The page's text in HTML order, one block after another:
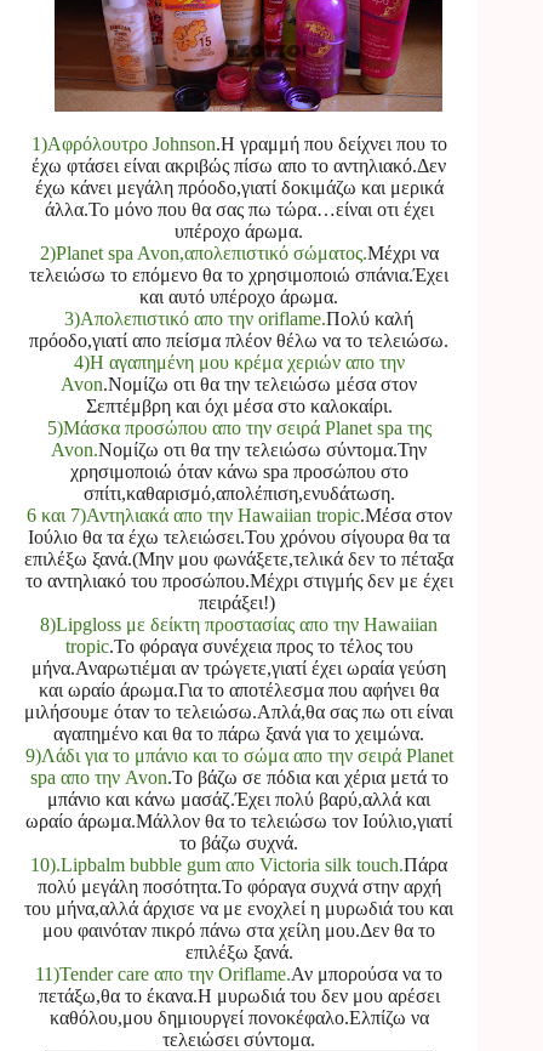
1)Αφρόλουτρο Johnson.Η γραμμή που δείχνει που το
έχω φτάσει είναι ακριβώς πίσω απο το αντηλιακό.Δεν
έχω κάνει μεγάλη πρόοδο,γιατί δοκιμάζω και μερικά
άλλα.Το μόνο που θα σας πω τώρα…είναι οτι έχει
υπέροχο άρωμα.
2)Planet spa Avon,απολεπιστικό σώματος.Μέχρι να
τελειώσω το επόμενο θα το χρησιμοποιώ σπάνια.Έχει
και αυτό υπέροχο άρωμα.
3)Απολεπιστικό απο την oriflame.Πολύ καλή
πρόοδο,γιατί απο πείσμα πλέον θέλω να το τελειώσω.
4)Η αγαπημένη μου κρέμα χεριών απο την
Avon.Νομίζω οτι θα την τελειώσω μέσα στον
Σεπτέμβρη και όχι μέσα στο καλοκαίρι.
5)Μάσκα προσώπου απο την σειρά Planet spa της
Avon.Νομίζω οτι θα την τελειώσω σύντομα.Την
χρησιμοποιώ όταν κάνω spa προσώπου στο
σπίτι,καθαρισμό,απολέπιση,ενυδάτωση.
6 και 7)Αντηλιακά απο την Hawaiian tropic.Μέσα στον
Ιούλιο θα τα έχω τελειώσει.Του χρόνου σίγουρα θα τα
επιλέξω ξανά.(Μην μου φωνάξετε,τελικά δεν το πέταξα
το αντηλιακό του προσώπου.Μέχρι στιγμής δεν με έχει
πειράξει!)
8)Lipgloss με δείκτη προστασίας απο την Hawaiian
tropic.Το φόραγα συνέχεια προς το τέλος του
μήνα.Αναρωτιέμαι αν τρώγετε,γιατί έχει ωραία γεύση
και ωραίο άρωμα.Για το αποτέλεσμα που αφήνει θα
μιλήσουμε όταν το τελειώσω.Απλά,θα σας πω οτι είναι
αγαπημένο και θα το πάρω ξανά για το χειμώνα.
9)Λάδι για το μπάνιο και το σώμα απο την σειρά Planet
spa απο την Avon.Το βάζω σε πόδια και χέρια μετά το
μπάνιο και κάνω μασάζ.Έχει πολύ βαρύ,αλλά και
ωραίο άρωμα.Μάλλον θα το τελειώσω τον Ιούλιο,γιατί
το βάζω συχνά.
10).Lipbalm bubble gum απο Victoria silk touch.Πάρα
πολύ μεγάλη ποσότητα.Το φόραγα συχνά στην αρχή
του μήνα,αλλά άρχισε να με ενοχλεί η μυρωδιά του και
μου φαινόταν πικρό πάνω στα χείλη μου.Δεν θα το
επιλέξω ξανά.
11)Tender care απο την Oriflame.Αν μπορούσα να το
πετάξω,θα το έκανα.Η μυρωδιά του δεν μου αρέσει
καθόλου,μου δημιουργεί πονοκέφαλο.Ελπίζω να
τελειώσει σύντομα.